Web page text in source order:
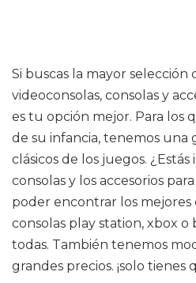
Si buscas la mayor selección
videoconsolas, consolas y
es tu opción mejor. Para los
de su infancia, tenemos una
clásicos de los juegos.
consolas y los accesorios
poder encontrar los mejores
consolas play station, xbox o
todas. También tenemos
grandes precios. ¡solo tienes